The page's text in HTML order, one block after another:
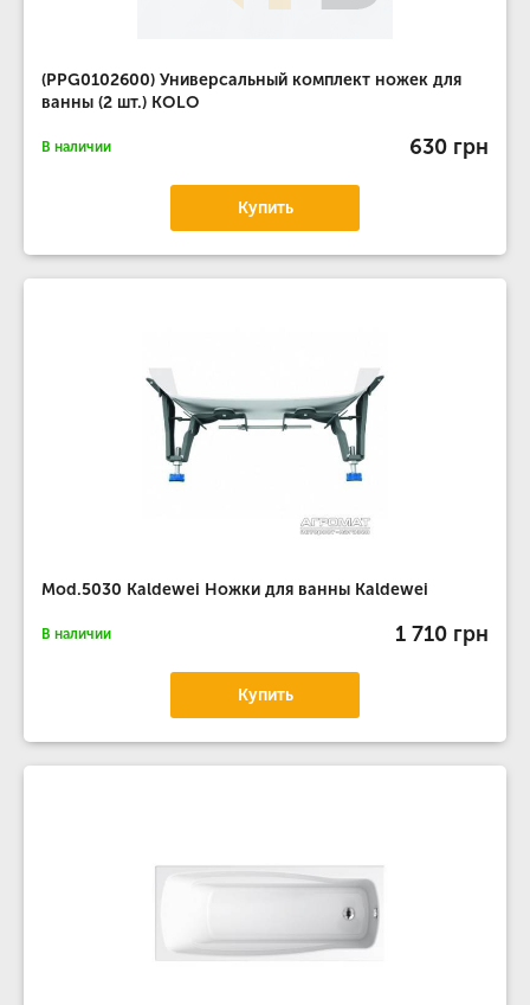
(PPG0102600) Универсальный комплект ножек для
ванны (2 шт.) KOLO
В наличии 630 грн
Купить
Mod.5030 Kaldewei Ножки для ванны Kaldewei
В наличии 1 710 грн
Купить